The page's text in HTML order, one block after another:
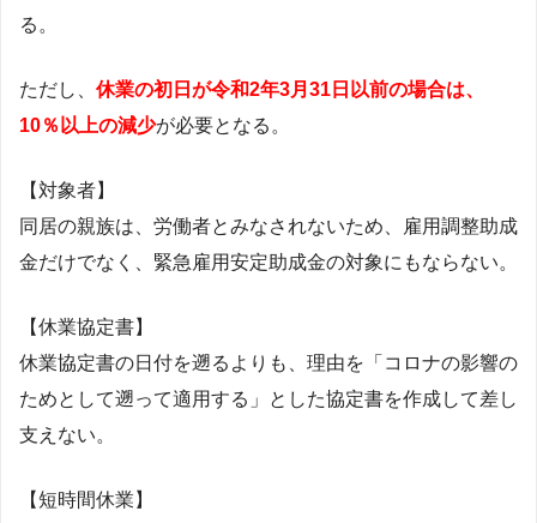
る。
ただし、 休業の初日が令和2年3月31日以前の場合は、
10％以上の減少が必要となる。
【対象者】
同居の親族は、労働者とみなされないため、雇用調整助成
金だけでなく、緊急雇用安定助成金の対象にもならない。
【休業協定書】
休業協定書の日付を遡るよりも、理由を「コロナの影響の
ためとして遡って適用する」とした協定書を作成して差し
支えない。
【短時間休業】